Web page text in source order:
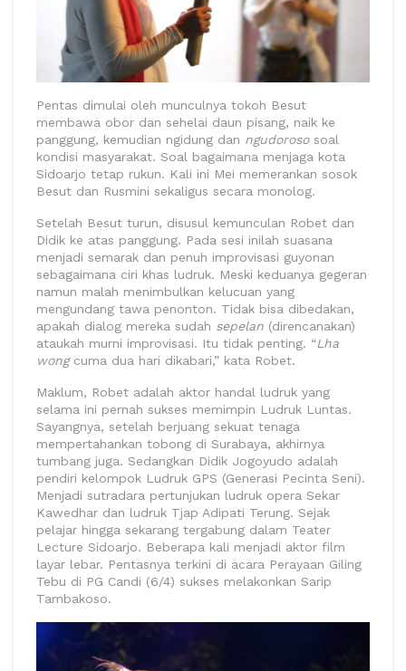
Pentas dimulai oleh munculnya tokoh Besut
membawa obor dan sehelai daun pisang, naik ke
panggung, kemudian ngidung dan ngudoroso soal
kondisi masyarakat. Soal bagaimana menjaga kota
Sidoarjo tetap rukun. Kali ini Mei memerankan sosok
Besut dan Rusmini sekaligus secara monolog.
Setelah Besut turun, disusul kemunculan Robet dan
Didik ke atas panggung. Pada sesi inilah suasana
menjadi semarak dan penuh improvisasi guyonan
sebagaimana ciri khas ludruk. Meski keduanya gegeran
namun malah menimbulkan kelucuan yang
mengundang tawa penonton. Tidak bisa dibedakan,
apakah dialog mereka sudah sepelan (direncanakan)
ataukah murni improvisasi. Itu tidak penting. “Lha
wong cuma dua hari dikabari,” kata Robet.
Maklum, Robet adalah aktor handal ludruk yang
selama ini pernah sukses memimpin Ludruk Luntas.
Sayangnya, setelah berjuang sekuat tenaga
mempertahankan tobong di Surabaya, akhirnya
tumbang juga. Sedangkan Didik Jogoyudo adalah
pendiri kelompok Ludruk GPS (Generasi Pecinta Seni).
Menjadi sutradara pertunjukan ludruk opera Sekar
Kawedhar dan ludruk Tjap Adipati Terung. Sejak
pelajar hingga sekarang tergabung dalam Teater
Lecture Sidoarjo. Beberapa kali menjadi aktor film
layar lebar. Pentasnya terkini di acara Perayaan Giling
Tebu di PG Candi (6/4) sukses melakonkan Sarip
Tambakoso.